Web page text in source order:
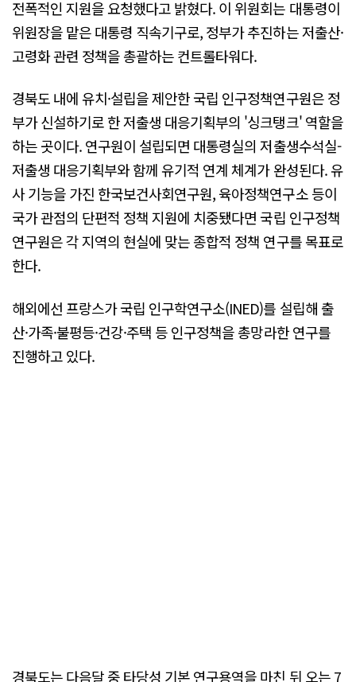
전폭적인 지원을 요청했다고 밝혔다. 이 위원회는 대통령이
위원장을 맡은 대통령 직속기구로, 정부가 추진하는 저출산·
고령화 관련 정책을 총괄하는 컨트롤타워다.
경북도 내에 유치·설립을 제안한 국립 인구정책연구원은 정
부가 신설하기로 한 저출생 대응기획부의 '싱크탱크' 역할을
하는 곳이다. 연구원이 설립되면 대통령실의 저출생수석실-
저출생 대응기획부와 함께 유기적 연계 체계가 완성된다. 유
사 기능을 가진 한국보건사회연구원, 육아정책연구소 등이
국가 관점의 단편적 정책 지원에 치중됐다면 국립 인구정책
연구원은 각 지역의 현실에 맞는 종합적 정책 연구를 목표로
한다.
해외에선 프랑스가 국립 인구학연구소(INED)를 설립해 출
산·가족·불평등·건강·주택 등 인구정책을 총망라한 연구를
진행하고 있다.
경북도는 다음달 중 타당성 기본 연구용역을 마친 뒤 오는 7